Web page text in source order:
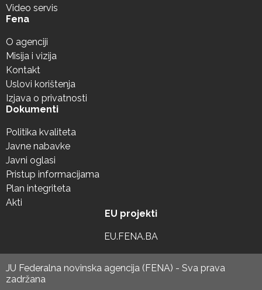
Video servis
Fena
O agenciji
Misija i vizija
Kontakt
Uslovi korištenja
Izjava o privatnosti
Dokumenti
Politika kvaliteta
Javne nabavke
Javni oglasi
Pristup informacijama
Plan integriteta
Akti
EU projekti
EU.FENA.BA
JU Federalna novinska agencija (FENA) - Sva prava
zadržana